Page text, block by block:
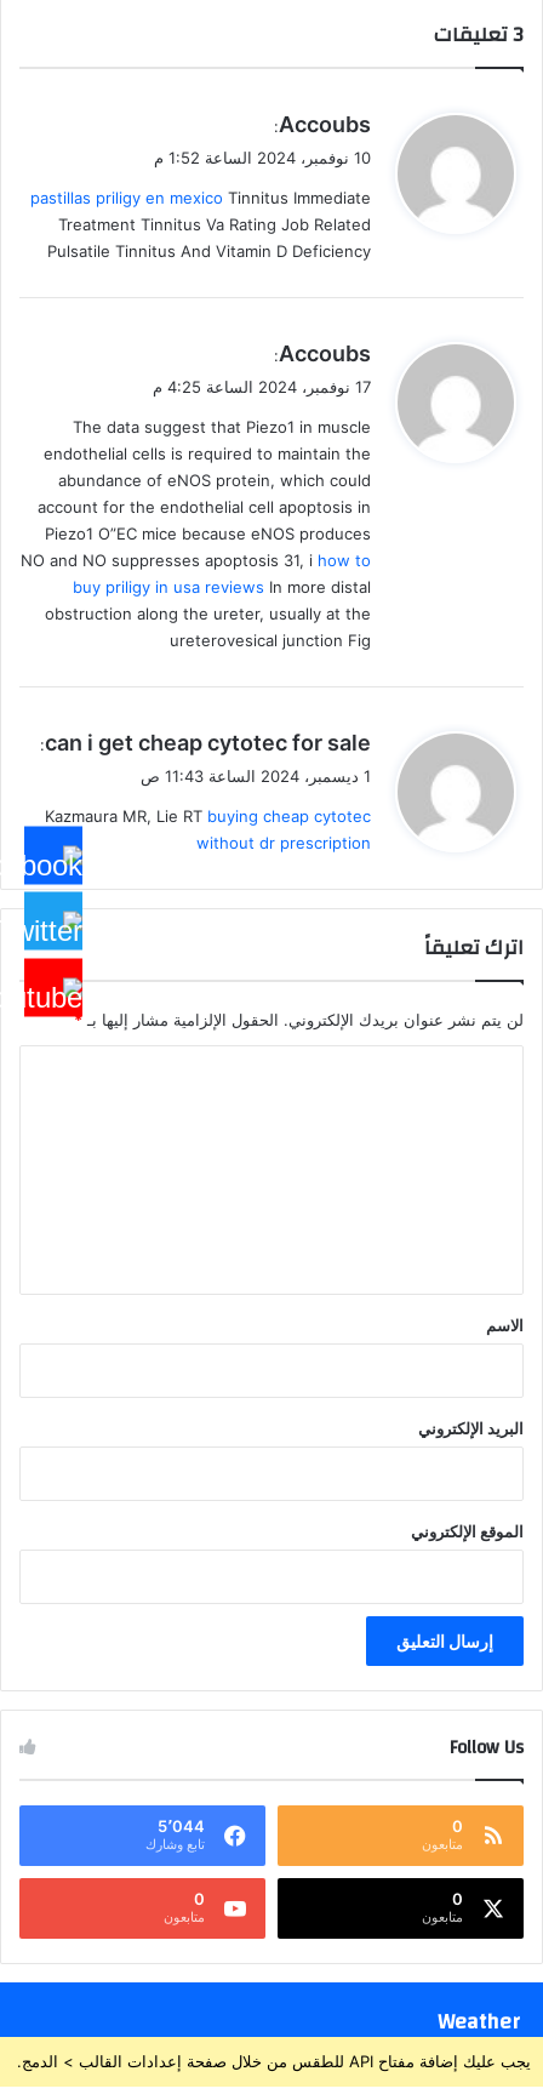
‫3 تعليقات
ي
ل
Accoubs
:
10 نوفمبر، 2024 الساعة 1:52 م
pastillas priligy en mexico Tinnitus Immediate
Treatment Tinnitus Va Rating Job Related
Pulsatile Tinnitus And Vitamin D Deficiency
ي
ل
Accoubs
:
17 نوفمبر، 2024 الساعة 4:25 م
The data suggest that Piezo1 in muscle
endothelial cells is required to maintain the
abundance of eNOS protein, which could
account for the endothelial cell apoptosis in
Piezo1 О”EC mice because eNOS produces
NO and NO suppresses apoptosis 31, i how to
buy priligy in usa reviews In more distal
obstruction along the ureter, usually at the
ureterovesical junction Fig
ي
ل
can i get cheap cytotec for sale
:
1 ديسمبر، 2024 الساعة 11:43 ص
Kazmaura MR, Lie RT buying cheap cytotec
without dr prescription
اترك تعليقاً
لن يتم نشر عنوان بريدك الإلكتروني. الحقول الإلزامية مشار إليها بـ *
*
الاسم
البريد الإلكتروني
الموقع الإلكتروني
Follow Us
0
متابعون
5٬044
تابع وشارك
0
متابعون
0
متابعون
Weather
يجب عليك إضافة مفتاح API للطقس من خلال صفحة إعدادات القالب > الدمج.